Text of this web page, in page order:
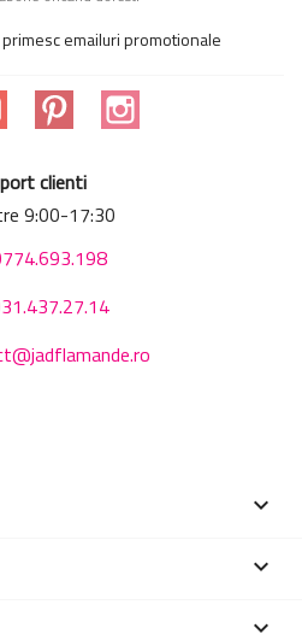
emailuri promotionale
YouTube Pinterest
clienti
9:00-17:30

